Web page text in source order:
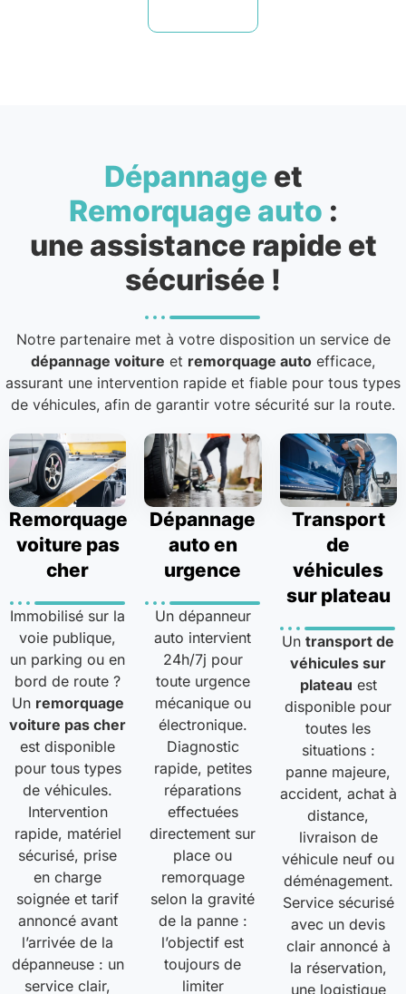
Dépannageet
Remorquage auto :
une assistance rapide et
sécurisée !
Notre partenaire met à votre disposition un service de
dépannage voiture et remorquage auto efficace,
assurant une intervention rapide et fiable pour tous types
de véhicules, afin de garantir votre sécurité sur la route.
Remorquage
voiture pas
cher
Immobilisé sur la
voie publique,
un parking ou en
bord de route ?
Un remorquage
voiture pas cher
est disponible
pour tous types
de véhicules.
Intervention
rapide, matériel
sécurisé, prise
en charge
soignée et tarif
annoncé avant
l’arrivée de la
dépanneuse : un
service clair,
Dépannage
auto en
urgence
Un dépanneur
auto intervient
24h/7j pour
toute urgence
mécanique ou
électronique.
Diagnostic
rapide, petites
réparations
effectuées
directement sur
place ou
remorquage
selon la gravité
de la panne :
l’objectif est
toujours de
limiter
Transport
de
véhicules
sur plateau
Untransport de
véhicules sur
plateau est
disponible pour
toutes les
situations :
panne majeure,
accident, achat à
distance,
livraison de
véhicule neuf ou
déménagement.
Service sécurisé
avec un devis
clair annoncé à
la réservation,
une logistique